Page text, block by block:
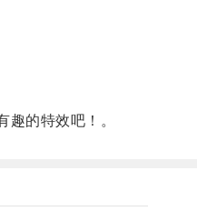
的特效吧！。